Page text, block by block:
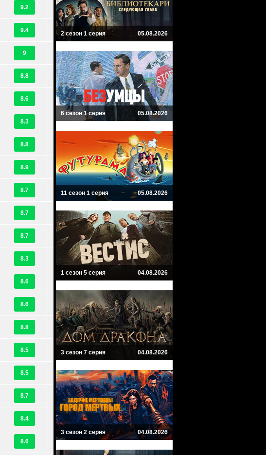
9.2
9.4
9
8.8
8.6
8.3
8.8
8.9
8.7
8.7
8.7
8.3
8.6
8.6
8.8
8.5
8.5
8.7
8.4
8.6
2 сезон 1 серия 05.08.2026
6 сезон 1 серия 05.08.2026
11 сезон 1 серия 05.08.2026
1 сезон 5 серия 04.08.2026
3 сезон 7 серия 04.08.2026
3 сезон 2 серия 04.08.2026